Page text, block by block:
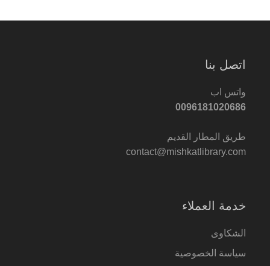
اتصل بنا
واتس اب
0096181020686
طريق المطار القديم
contact@mishkatlibrary.com
خدمة العملاء
الشكاوى
سياسة الخصوصية